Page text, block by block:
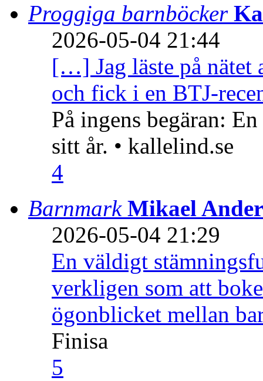
Proggiga barnböcker
2026-05-04 21:44
[…] Jag läste på nätet
och fick i en BTJ-
På ingens begäran:
sitt år. • kallelind.se
4
Barnmark Mikael
2026-05-04 21:29
En väldigt
verkligen som att
ögonblicket mellan
Finisa
5